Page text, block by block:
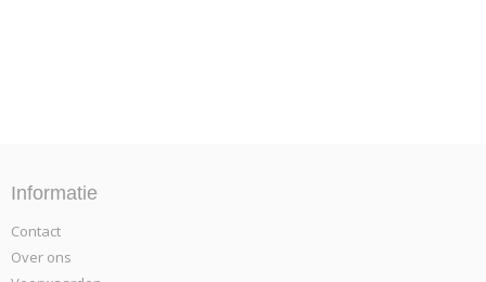
Informatie
Contact
Over ons